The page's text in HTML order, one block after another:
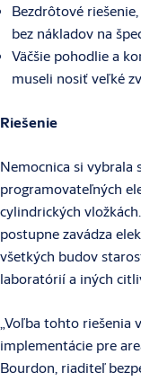
Bezdrôtové
bez nákladov na
Väčšie pohodlie a
museli nosiť veľké
Riešenie
Nemocnica si vybrala
programovateľných
cylindrických
postupne zavádza
všetkých budov
laboratórií a iných
„Voľba tohto riešenia
implementácie pre
Bourdon, riaditeľ